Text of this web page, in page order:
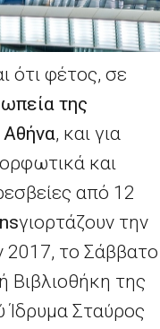
ότι φέτος, σε
της
Αθήνα, και για
και
από 12
γιορτάζουν την
το Σάββατο
Βιβλιοθήκη της
Ίδρυμα Σταύρος